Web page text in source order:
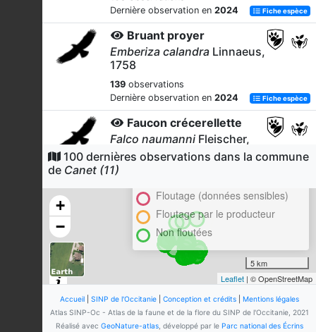
Dernière observation en 2024 Fiche espèce
Bruant proyer
Emberiza calandra Linnaeus,
1758
139 observations
Dernière observation en 2024 Fiche espèce
Faucon crécerellette
Falco naumanni Fleischer,
1818
123
Choucas des tours
Corvus monedula
observations
2024 Fiche espèce
Faucon crécerelle
Falco tinnunculusLinnaeus,
1758
100 dernières observations dans la commune
de Canet (11)
+
−
Cluster
Floutage (données sensibles)
Floutage par le producteur
Non floutées
5 km
Leaflet | © OpenStreetMap
Accueil| SINP de l'Occitanie| Conception et crédits| Mentions légales
Atlas SINP-Oc - Atlas de la faune et de la flore du SINP de l'Occitanie, 2021
Réalisé avec GeoNature-atlas, développé par le Parc national des Écrins